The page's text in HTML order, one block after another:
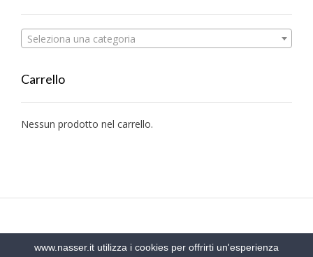
Seleziona una categoria
Carrello
Nessun prodotto nel carrello.
www.nasser.it utilizza i cookies per offrirti un'esperienza